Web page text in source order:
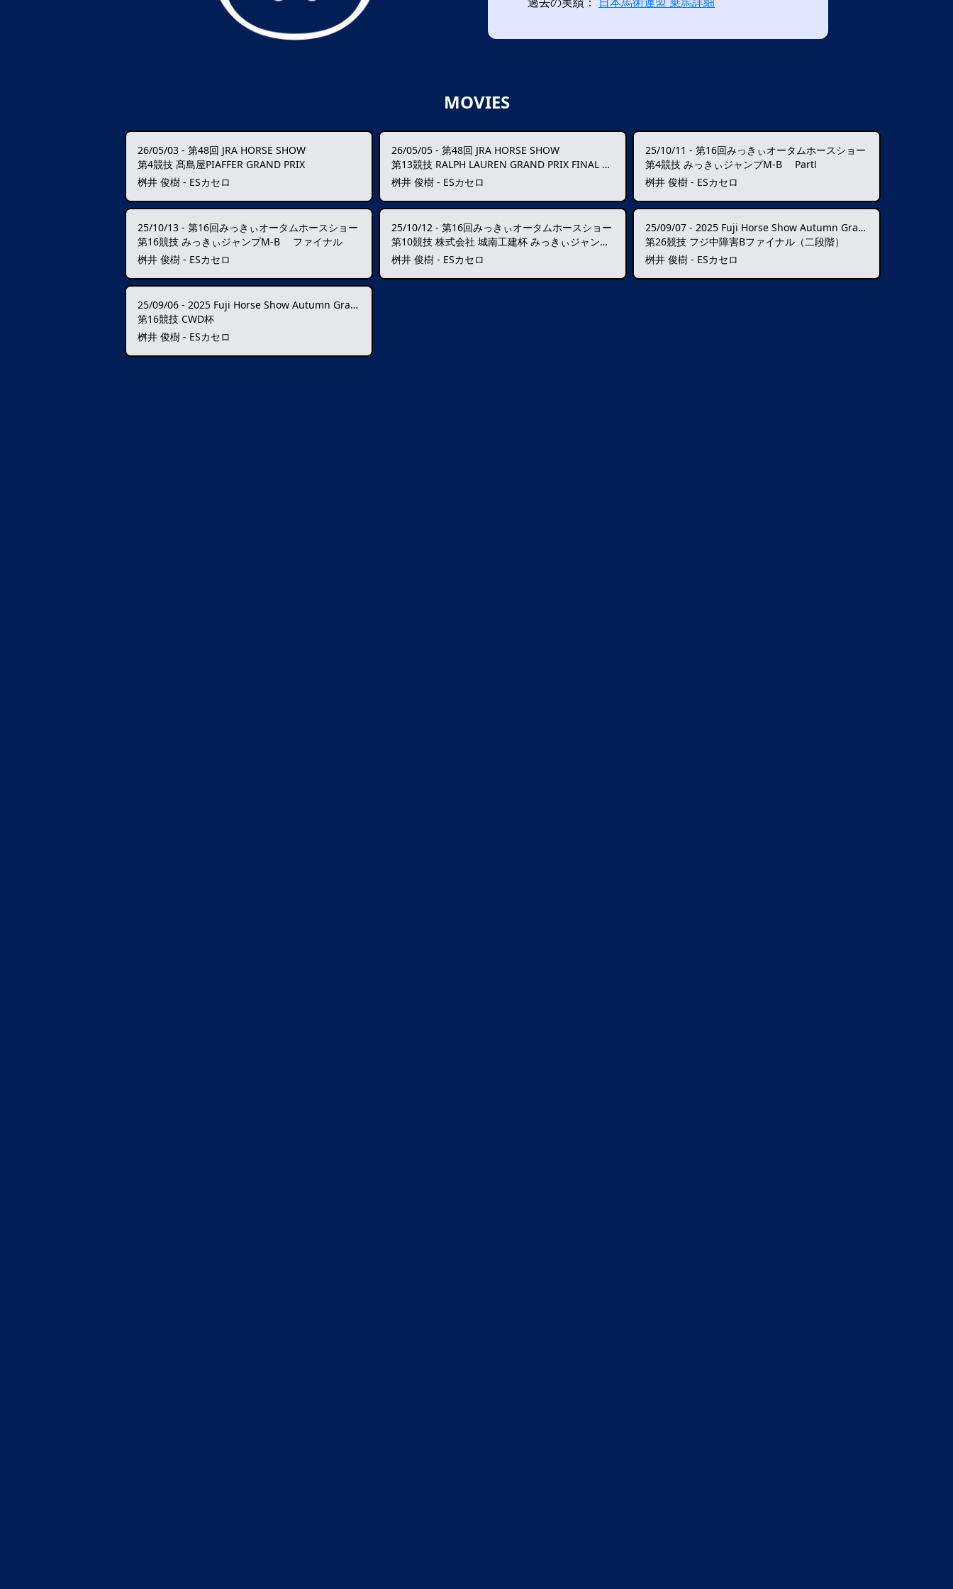
MOVIES
26/05/03 - 第48回 JRA HORSE SHOW
第4競技 髙島屋PIAFFER GRAND PRIX
桝井 俊樹 - ESカセロ
26/05/05 - 第48回 JRA HORSE SHOW
第13競技 RALPH LAUREN GRAND PRIX FINAL 150cmクラス
桝井 俊樹 - ESカセロ
25/10/11 - 第16回みっきぃオータムホースショー
第4競技 みっきぃジャンプM-B PartⅠ
桝井 俊樹 - ESカセロ
25/10/13 - 第16回みっきぃオータムホースショー
第16競技 みっきぃジャンプM-B ファイナル
桝井 俊樹 - ESカセロ
25/10/12 - 第16回みっきぃオータムホースショー
第10競技 株式会社 城南工建杯 みっきぃジャンプM-B PartⅡ
桝井 俊樹 - ESカセロ
25/09/07 - 2025 Fuji Horse Show Autumn Grand Prix ★★★★
第26競技 フジ中障害Bファイナル（二段階）
桝井 俊樹 - ESカセロ
25/09/06 - 2025 Fuji Horse Show Autumn Grand Prix ★★★★
第16競技 CWD杯
桝井 俊樹 - ESカセロ